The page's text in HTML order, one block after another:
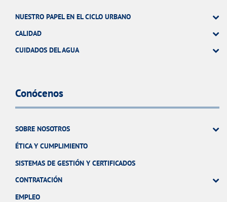
NUESTRO PAPEL EN EL CICLO URBANO
CALIDAD
CUIDADOS DEL AGUA
Conócenos
SOBRE NOSOTROS
ÉTICA Y CUMPLIMIENTO
SISTEMAS DE GESTIÓN Y CERTIFICADOS
CONTRATACIÓN
EMPLEO